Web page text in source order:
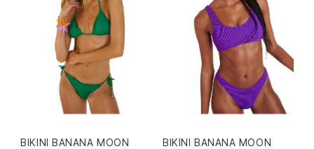
BIKINI BANANA MOON
BIKINI BANANA MOON